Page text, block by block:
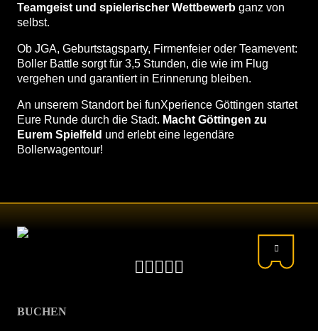
Teamgeist und spielerischer Wettbewerb ganz von
selbst.
Ob JGA, Geburtstagsparty, Firmenfeier oder Teamevent:
Boller Battle sorgt für 3,5 Stunden, die wie im Flug
vergehen und garantiert in Erinnerung bleiben.
An unserem Standort bei funXperience Göttingen startet
Eure Runde durch die Stadt. Macht Göttingen zu
Eurem Spielfeld und erlebt eine legendäre
Bollerwagentour!
BUCHEN